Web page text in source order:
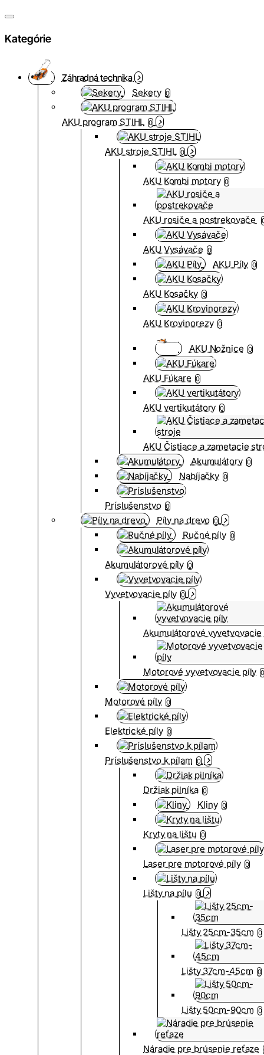
Kategórie
Záhradná technika
Sekery 0
AKU program STIHL 0
AKU stroje STIHL 0
AKU Kombi motory 0
AKU rosiče a postrekovače
AKU Vysávače 0
AKU Píly 0
AKU Kosačky 0
AKU Krovinorezy 0
AKU Nožnice 0
AKU Fúkare 0
AKU vertikutátory 0
AKU Čistiace a zametacie
Akumulátory 0
Nabíjačky 0
Príslušenstvo 0
Píly na drevo 0
Ručné píly 0
Akumulátorové píly 0
Vyvetvovacie píly 0
Akumulátorové
Motorové vyvetvovacie píly
Motorové píly 0
Elektrické píly 0
Príslušenstvo k pílam 0
Držiak pilníka 0
Kliny 0
Kryty na lištu 0
Laser pre motorové píly 0
Lišty na pílu 0
Lišty 25cm-35cm 0
Lišty 37cm-45cm 0
Lišty 50cm-90cm 0
Náradie pre brúsenie reťaze